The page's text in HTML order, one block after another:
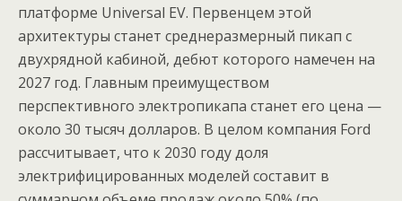
платформе Universal EV. Первенцем этой
архитектуры станет среднеразмерный пикап с
двухрядной кабиной, дебют которого намечен на
2027 год. Главным преимуществом
перспективного электропикапа станет его цена —
около 30 тысяч долларов. В целом компания Ford
рассчитывает, что к 2030 году доля
электрифицированных моделей составит в